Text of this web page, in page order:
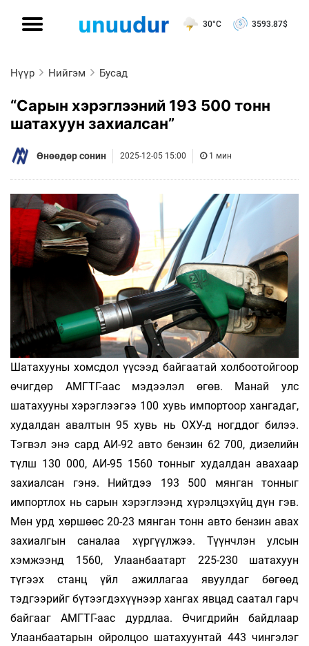
30°C 3593.87$
Нүүр Нийгэм Бусад
“Сарын хэрэглээний 193 500 тонн
шатахуун захиалсан”
Өнөөдөр сонин 2025-12-05 15:00 1 мин
Шатахууны хомсдол үүсээд байгаатай холбоотойгоор
өчигдөр АМГТГ-аас мэдээлэл өгөв. Манай улс
шатахууны хэрэглээгээ 100 хувь импортоор хангадаг,
худалдан авалтын 95 хувь нь ОХУ-д ногддог билээ.
Тэгвэл энэ сард АИ-92 авто бензин 62 700, дизелийн
түлш 130 000, АИ-95 1560 тонныг худалдан авахаар
захиалсан гэнэ. Нийтдээ 193 500 мянган тонныг
импортлох нь сарын хэрэглээнд хүрэлцэхүйц дүн гэв.
Мөн урд хөршөөс 20-23 мянган тонн авто бензин авах
захиалгын са­налаа хүргүүлжээ. Түүнчлэн улсын
хэмжээнд 1560, Улаанбаатарт 225-230 шатахуун
түгээх станц үйл ажиллагаа явуулдаг бөгөөд
тэдгээрийг бүтээгдэхүүнээр хангах явцад саатал гарч
байгааг АМГТГ-аас дурдлаа. Өчигдрийн байдлаар
Улаанбаатарын ойролцоо шатахуунтай 443 чингэлэг